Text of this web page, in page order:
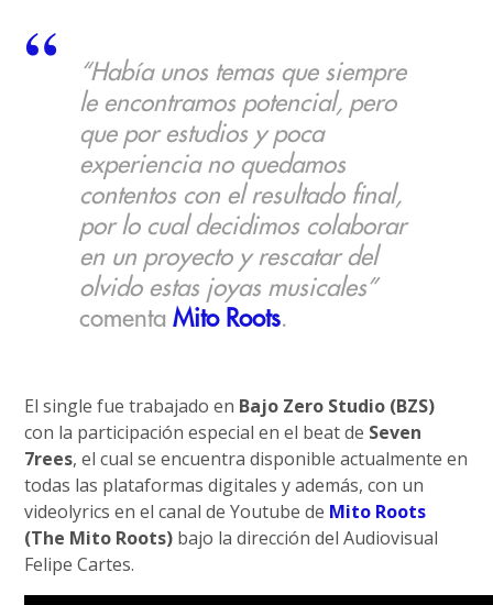
“Había unos temas que siempre
le encontramos potencial, pero
que por estudios y poca
experiencia no quedamos
contentos con el resultado final,
por lo cual decidimos colaborar
en un proyecto y rescatar del
olvido estas joyas musicales”
comentaMito Roots.
El single fue trabajado en Bajo Zero Studio (BZS)
con la participación especial en el beat de Seven
7rees, el cual se encuentra disponible actualmente en
todas las plataformas digitales y además, con un
videolyrics en el canal de Youtube de Mito Roots
(The Mito Roots) bajo la dirección del Audiovisual
Felipe Cartes.